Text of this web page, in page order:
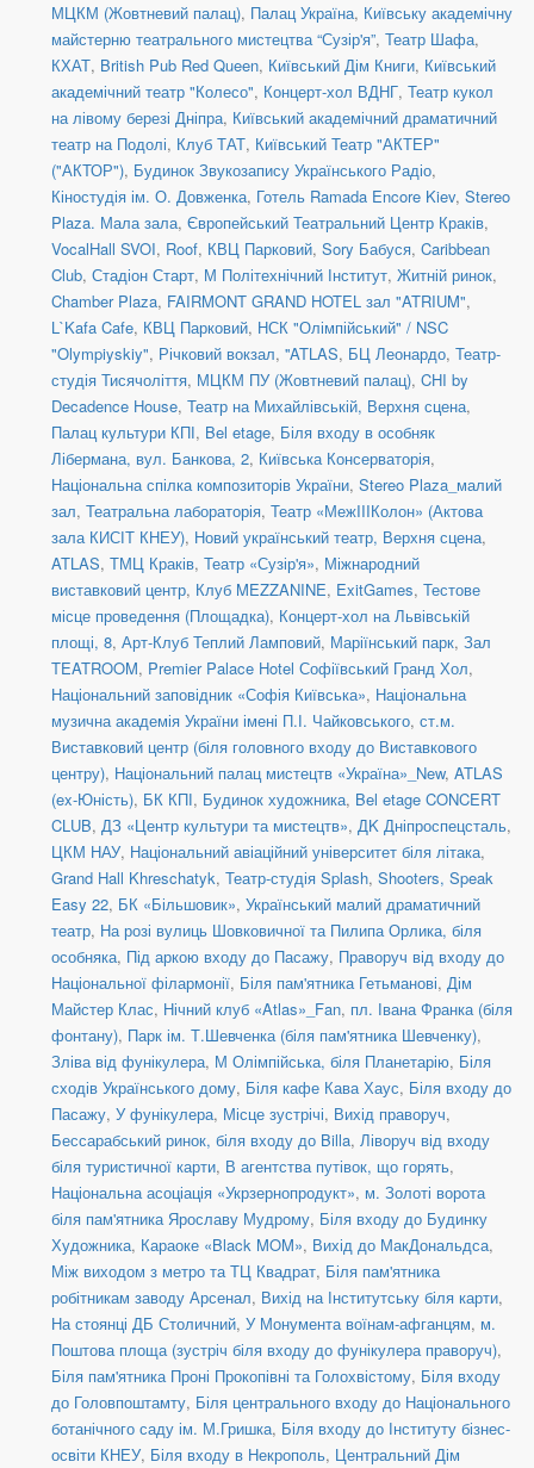
МЦКМ (Жовтневий палац), Палац Україна, Київську академічну
майстерню театрального мистецтва “Сузір'я”, Театр Шафа,
КХАТ, British Pub Red Queen, Київський Дім Книги, Київський
академічний театр "Колесо", Концерт-хол ВДНГ, Театр кукол
на лівому березі Дніпра, Київський академічний драматичний
театр на Подолі, Клуб ТАТ, Київський Театр "АКТЕР"
("АКТОР"), Будинок Звукозапису Українського Радіо,
Кіностудія ім. О. Довженка, Готель Ramada Encore Kiev, Stereo
Plaza. Мала зала, Європейський Театральний Центр Краків,
VocalHall SVOI, Roof, КВЦ Парковий, Sory Бабуся, Caribbean
Club, Стадіон Старт, М Політехнічний Інститут, Житній ринок,
Chamber Plaza, FAIRMONT GRAND HOTEL зал "ATRIUM",
L`Kafa Cafe, КВЦ Парковий, НСК "Олімпійський" / NSC
"Olympiyskiy", Річковий вокзал, ''ATLAS, БЦ Леонардо, Театр-
студія Тисячоліття, МЦКМ ПУ (Жовтневий палац), CHI by
Decadence House, Театр на Михайлівській, Верхня сцена,
Палац культури КПІ, Bel etage, Біля входу в особняк
Лібермана, вул. Банкова, 2, Київська Консерваторія,
Національна спілка композиторів України, Stereo Plaza_малий
зал, Театральна лабораторія, Театр «МежIIIКолон» (Актова
зала КИСІТ КНЕУ), Новий український театр, Верхня сцена,
ATLAS, ТМЦ Краків, Театр «Сузір'я», Міжнародний
виставковий центр, Клуб MEZZANINE, ExitGames, Тестове
місце проведення (Площадка), Концерт-хол на Львівській
площі, 8, Арт-Клуб Теплий Ламповий, Маріїнський парк, Зал
TEATROOM, Premier Palace Hotel Софіївський Гранд Хол,
Національний заповідник «Софія Київська», Національна
музична академія України імені П.І. Чайковського, ст.м.
Виставковий центр (біля головного входу до Виставкового
центру), Національний палац мистецтв «Україна»_New, ATLAS
(ex-Юність), БК КПІ, Будинок художника, Bel etage CONCERT
CLUB, ДЗ «Центр культури та мистецтв», ДK Дніпроспецсталь,
ЦКМ НАУ, Національний авіаційний університет біля літака,
Grand Hall Khreschatyk, Театр-студія Splash, Shooters, Speak
Easy 22, БК «Більшовик», Український малий драматичний
театр, На розі вулиць Шовковичної та Пилипа Орлика, біля
особняка, Під аркою входу до Пасажу, Праворуч від входу до
Національної філармонії, Біля пам'ятника Гетьманові, Дім
Майстер Клас, Нічний клуб «Atlas»_Fan, пл. Івана Франка (біля
фонтану), Парк ім. Т.Шевченка (біля пам'ятника Шевченку),
Зліва від фунікулера, М Олімпійська, біля Планетарію, Біля
сходів Українського дому, Біля кафе Кава Хаус, Біля входу до
Пасажу, У фунікулера, Місце зустрічі, Вихід праворуч,
Бессарабський ринок, біля входу до Billa, Ліворуч від входу
біля туристичної карти, В агентства путівок, що горять,
Національна асоціація «Укрзернопродукт», м. Золоті ворота
біля пам'ятника Ярославу Мудрому, Біля входу до Будинку
Художника, Караоке «Black MOM», Вихід до МакДональдса,
Між виходом з метро та ТЦ Квадрат, Біля пам'ятника
робітникам заводу Арсенал, Вихід на Інститутську біля карти,
На стоянці ДБ Столичний, У Монумента воїнам-афганцям, м.
Поштова площа (зустріч біля входу до фунікулера праворуч),
Біля пам'ятника Проні Прокопівні та Голохвістому, Біля входу
до Головпоштамту, Біля центрального входу до Національного
ботанічного саду ім. М.Гришка, Біля входу до Інституту бізнес-
освіти КНЕУ, Біля входу в Некрополь, Центральний Дім